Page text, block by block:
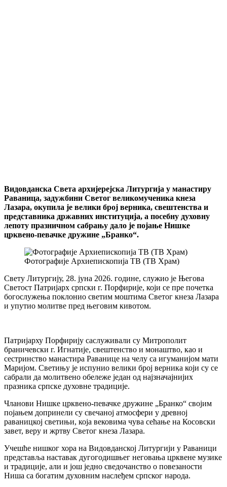
Видовданска Света архијерејска Литургија у манастиру
Раваница, задужбини Светог великомученика кнеза
Лазара, окупила је велики број верника, свештенства и
представника државних институција, а посебну духовну
лепоту празничном сабрању дало је појање Нишке
црквено-певачке дружине „Бранко“.
Фотографије Архиепископија ТВ (ТВ Храм)
Свету Литургију, 28. јуна 2026. године, служио је Његова
Светост Патријарх српски г. Порфирије, који се пре почетка
богослужења поклонио светим моштима Светог кнеза Лазара
и упутио молитве пред његовим кивотом.
Патријарху Порфирију саслуживали су Митрополит
браничевски г. Игнатије, свештенство и монаштво, као и
сестринство манастира Раванице на челу са игуманијом мати
Маријом. Светињу је испунио велики број верника који су се
сабрали да молитвено обележе један од најзначајнијих
празника српске духовне традиције.
Чланови Нишке црквено-певачке дружине „Бранко“ својим
појањем допринели су свечаној атмосфери у древној
раваницкој светињи, која вековима чува сећање на Косовски
завет, веру и жртву Светог кнеза Лазара.
Учешће нишког хора на Видовданској Литургији у Раваници
представља наставак дугогодишњег неговања црквене музике
и традиције, али и још једно сведочанство о повезаности
Ниша са богатим духовним наслеђем српског народа.